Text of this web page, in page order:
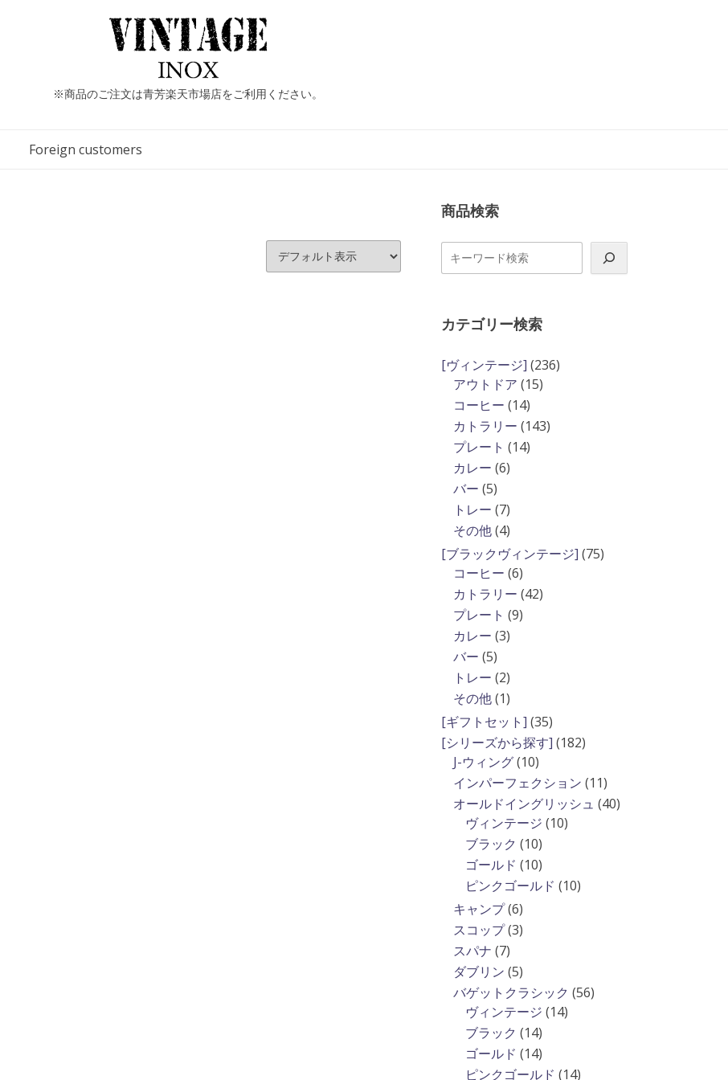
※商品のご注文は青芳楽天市場店をご利用ください。
Foreign customers
商品検索
索
カテゴリー検索
[ヴィンテージ] 236236
アウトドア 1515
の
コーヒー 1414
個
の
カトラリー 143143
プレート 1414
カレー 66
の
商
品
バー 55
個
の
商
品
トレー 77
個
の
商
品
その他 44
個
の
品
[ブラックヴィンテージ] 7575
コーヒー 66
個
の
カトラリー 4242
プレート 99
カレー 33
の
商
品
バー 55
個
の
品
トレー 22
個
の
商
品
その他 11
個
の
商
品
[ギフトセット] 3535
個
商
品
[シリーズから探す] 182182
の
商
J-ウィング 1010
個
の
商
品
インパーフェクション 1111
個
オールドイングリッシュ 4040
ヴィンテージ 1010
商
ブラック 1010
個
の
ゴールド 1010
個
ピンクゴールド 1010
キャンプ 66
個
商
品
スコップ 33
の
商
スパナ 77
個
の
商
品
ダブリン 55
個
の
商
品
バゲットクラシック 5656
ヴィンテージ 1414
商
ブラック 1414
個
の
ゴールド 1414
個
ピンクゴールド 1414